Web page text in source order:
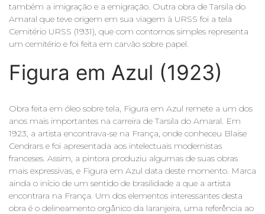
também a imigração e a emigração. Outra obra de Tarsila do
Amaral que teve origem em sua viagem à URSS foi a tela
Cemitério URSS (1931), que com contornos simples representa
um cemitério e foi feita em carvão sobre papel.
Figura em Azul (1923)
Obra feita em óleo sobre tela, Figura em Azul remete a um dos
anos mais importantes na carreira de Tarsila do Amaral. Em
1923, a artista encontrava-se na França, onde conheceu Blaise
Cendrars e foi apresentada aos intelectuais modernistas
franceses. Assim, a pintora produziu algumas de suas obras
mais expressivas, e Figura em Azul data deste momento. Marca
ainda o início de um sentido de brasilidade a que a artista
encontrara na França. Um dos elementos interessantes desta
obra é o delineamento orgânico da laranjeira, uma referência ao